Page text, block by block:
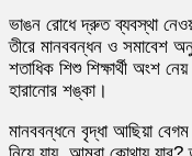
ভাঙন রোধে দ্রুত ব্যবস্থা
তীরে মানববন্ধন ও সমাবেশ
শতাধিক শিশু শিক্ষার্থী অংশ
হারানোর শঙ্কা।
মানববন্ধনে বৃদ্ধা আছিয়া